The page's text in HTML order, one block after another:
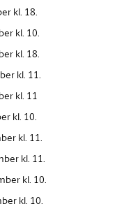
kl. 18.
kl. 10.
kl. 18.
kl. 11.
kl. 11
kl. 10.
kl. 11.
kl. 11.
kl. 10.
kl. 10.